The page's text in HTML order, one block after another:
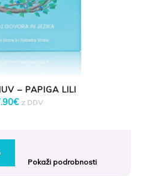
– PAPIGA LILI
€ z DDV
Pokaži podrobnosti